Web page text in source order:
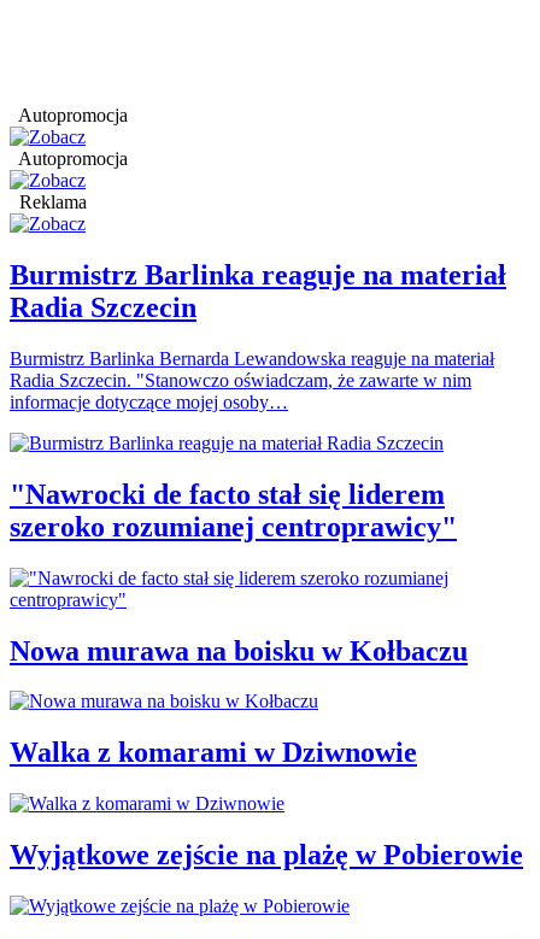
Autopromocja
Autopromocja
Reklama
Burmistrz Barlinka reaguje na materiał
Radia Szczecin
Burmistrz Barlinka Bernarda Lewandowska reaguje na materiał
Radia Szczecin. "Stanowczo oświadczam, że zawarte w nim
informacje dotyczące mojej osoby…
"Nawrocki de facto stał się liderem
szeroko rozumianej centroprawicy"
Nowa murawa na boisku w Kołbaczu
Walka z komarami w Dziwnowie
Wyjątkowe zejście na plażę w Pobierowie